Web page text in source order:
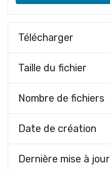
Télécharger
Taille du fichier
Nombre de fichiers
Date de création
Dernière mise à jour